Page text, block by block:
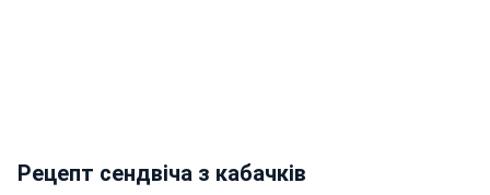
Рецепт сендвіча з кабачків